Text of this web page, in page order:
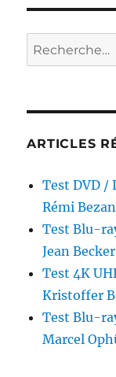
Recherche
pour :
ARTICLES
Test DVD /
Rémi
Test Blu-
Jean Becker
Test 4K
Kristoffer
Test Blu-
Marcel